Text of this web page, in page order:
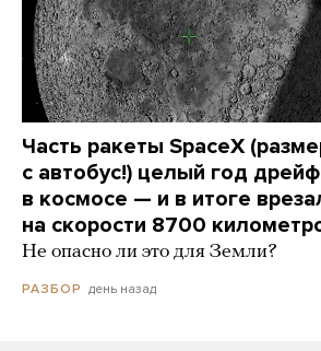
Часть ракеты SpaceX
с автобус!) целый год
в космосе — и в итоге
на скорости 8700
Не опасно ли это для Земли?
РАЗБОР день назад